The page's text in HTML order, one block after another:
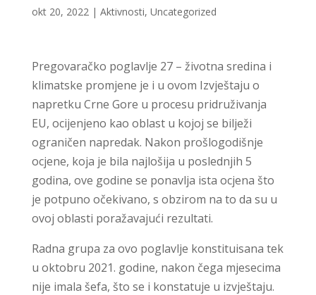
okt 20, 2022| Aktivnosti, Uncategorized
Pregovaračko poglavlje 27 – životna sredina i
klimatske promjene je i u ovom Izvještaju o
napretku Crne Gore u procesu pridruživanja
EU, ocijenjeno kao oblast u kojoj se bilježi
ograničen napredak. Nakon prošlogodišnje
ocjene, koja je bila najlošija u poslednjih 5
godina, ove godine se ponavlja ista ocjena što
je potpuno očekivano, s obzirom na to da su u
ovoj oblasti poražavajući rezultati.
Radna grupa za ovo poglavlje konstituisana tek
u oktobru 2021. godine, nakon čega mjesecima
nije imala šefa, što se i konstatuje u izvještaju.